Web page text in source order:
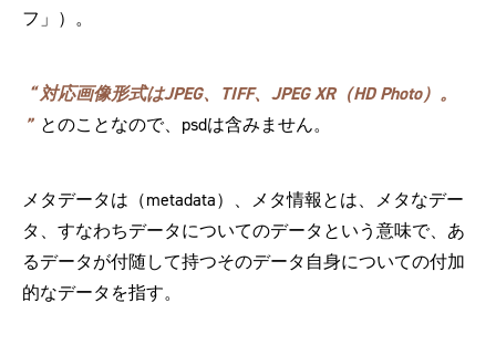
フ」）。
対応画像形式はJPEG、TIFF、JPEG XR（HD Photo）。
とのことなので、psdは含みません。
メタデータは（metadata）、メタ情報とは、メタなデー
タ、すなわちデータについてのデータという意味で、あ
るデータが付随して持つそのデータ自身についての付加
的なデータを指す。